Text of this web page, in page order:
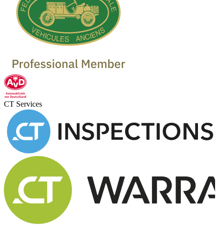
Oldtimer Garagen
CT Services